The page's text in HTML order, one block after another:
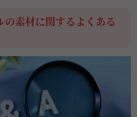
の素材に関するよくある